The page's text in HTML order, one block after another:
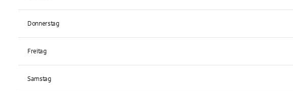
Donnerstag
Freitag
Samstag